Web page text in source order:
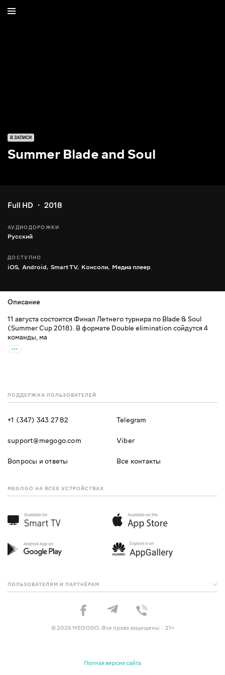
В ЗАПИСИ
Summer Blade and Soul
Full HD 2018
АУДИОДОРОЖКИ
Русский
ДОСТУПНО
iOS, Android, Smart TV, Консоли, Медиа плеер
Описание
11 августа состоится Финал Летнего турнира по Blade & Soul
(Summer Cup 2018). В формате Double elimination сойдутся 4
команды, ма
ПОДДЕРЖКА ПОЛЬЗОВАТЕЛЕЙ
+1 (347) 343 27 82
support@megogo.com
Вопросы и ответы
Telegram
Viber
Все контакты
MEGOGO НА ВСЕХ УСТРОЙСТВАХ
ПОЛЬЗОВАТЕЛЯМ И ПАРТНЁРАМ
© 2026 MEGOGO. Все права защищены · 21+
Полная версия сайта